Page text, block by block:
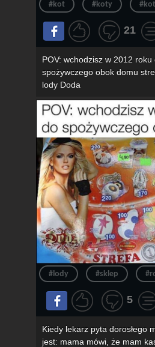
#kot #koty
21
POV: wchodzisz w 2012 roku
spożywczego obok domu
lody Doda
#lody #sklep
5
Kiedy lekarz pyta dorosłego
jest: mama mówi, że mam